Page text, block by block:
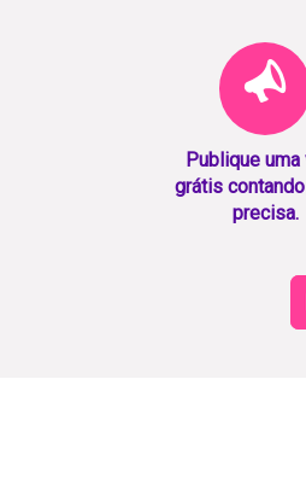
Publique uma
grátis
precisa.